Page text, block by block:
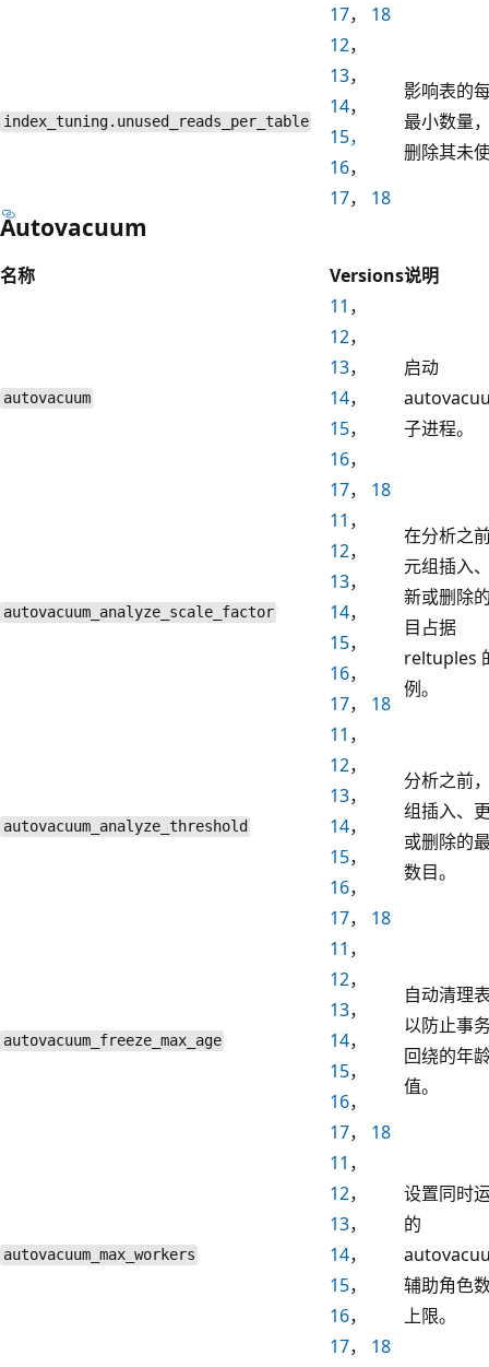
17， 18
index_tuning.unused_reads_per_table
12，
13，
14，
15，
16，
17， 18
影响表的
最小数量
删除其未
Autovacuum
名称 Versions说明
autovacuum
11 ，
12，
13，
14，
15，
16，
17， 18
启动
子进程。
autovacuum_analyze_scale_factor
11 ，
12，
13，
14，
15，
16，
17， 18
在分析之
元组插入
新或删除
目占据
reltuples
例。
autovacuum_analyze_threshold
11 ，
12，
13，
14，
15，
16，
17， 18
分析之前
组插入、
或删除的
数目。
autovacuum_freeze_max_age
11 ，
12，
13，
14，
15，
16，
17， 18
自动清理
以防止事
回绕的年
值。
autovacuum_max_workers
11 ，
12，
13，
14，
15，
16，
17， 18
设置同时
的
辅助角色
上限。